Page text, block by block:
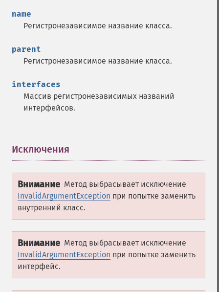
name
Регистронезависимое название класса.
parent
Регистронезависимое название класса.
interfaces
Массив регистронезависимых названий
интерфейсов.
Исключения
Внимание Метод выбрасывает исключение
InvalidArgumentException при попытке заменить
внутренний класс.
Внимание Метод выбрасывает исключение
InvalidArgumentException при попытке заменить
интерфейс.